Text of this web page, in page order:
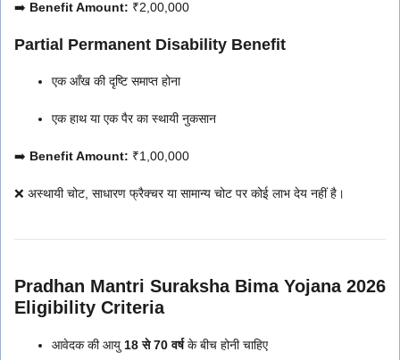
➡️ Benefit Amount: ₹2,00,000
Partial Permanent Disability Benefit
एक आँख की दृष्टि समाप्त होना
एक हाथ या एक पैर का स्थायी नुकसान
➡️ Benefit Amount: ₹1,00,000
❌ अस्थायी चोट, साधारण फ्रैक्चर या सामान्य चोट पर कोई लाभ देय नहीं है।
Pradhan Mantri Suraksha Bima Yojana 2026
Eligibility Criteria
आवेदक की आयु 18 से 70 वर्षके बीच होनी चाहिए